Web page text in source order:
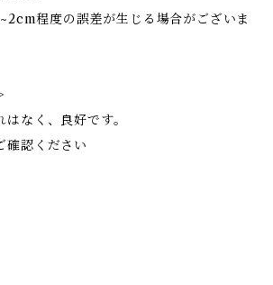
程度の誤差が生じる場合がございま
なく、良好です。
確認ください